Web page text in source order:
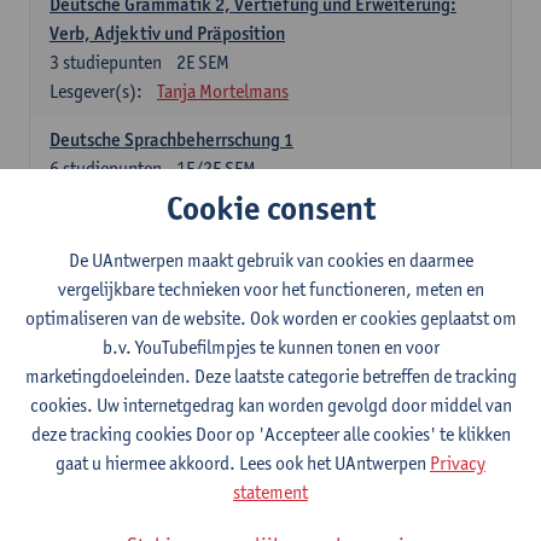
Verb, Adjektiv und Präposition
2E SEM
3 studiepunten
Lesgever(s):
Tanja Mortelmans
Deutsche Sprachbeherrschung 1
1E/2E SEM
6studiepunten
Tanja Mortelmans Alex Haider
Raum
1E/2E SEM
6 studiepunten
Lesgever(s):
Carola Strobl Alex Haider
Engels: verplichte opleidingsonderdelen
Advanced English Grammar for English Language
Professionals
1E/2E SEM
Lesgever(s):
Jim Ureel
Cookie consent
De UAntwerpen maakt gebruik van cookies en daarmee
vergelijkbare technieken voor het functioneren, meten en
optimaliseren van de website. Ook worden er cookies geplaatst om
b.v. YouTubefilmpjes te kunnen tonen en voor
marketingdoeleinden. Deze laatste categorie betreffen de tracking
cookies. Uw internetgedrag kan worden gevolgd door middel van
deze tracking cookies Door op 'Accepteer alle cookies' te klikken
gaat u hiermee akkoord. Lees ook het UAntwerpen Privacy
statement